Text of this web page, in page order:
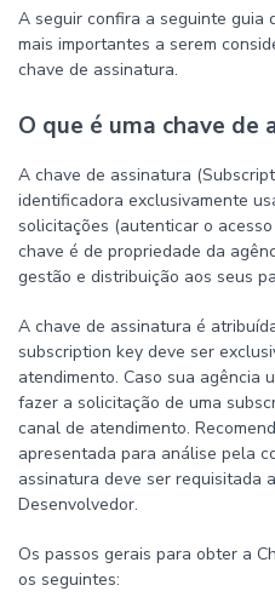
A seguir confira a seguinte guia
mais importantes a serem
chave de assinatura.
O que é uma chave de
A chave de assinatura
identificadora exclusivamente
solicitações (autenticar o
chave é de propriedade da
gestão e distribuição aos seus
A chave de assinatura é
subscription key deve ser
atendimento. Caso sua agência
fazer a solicitação de uma
canal de atendimento.
apresentada para análise pela
assinatura deve ser requisitada
Desenvolvedor.
Os passos gerais para obter a
os seguintes: